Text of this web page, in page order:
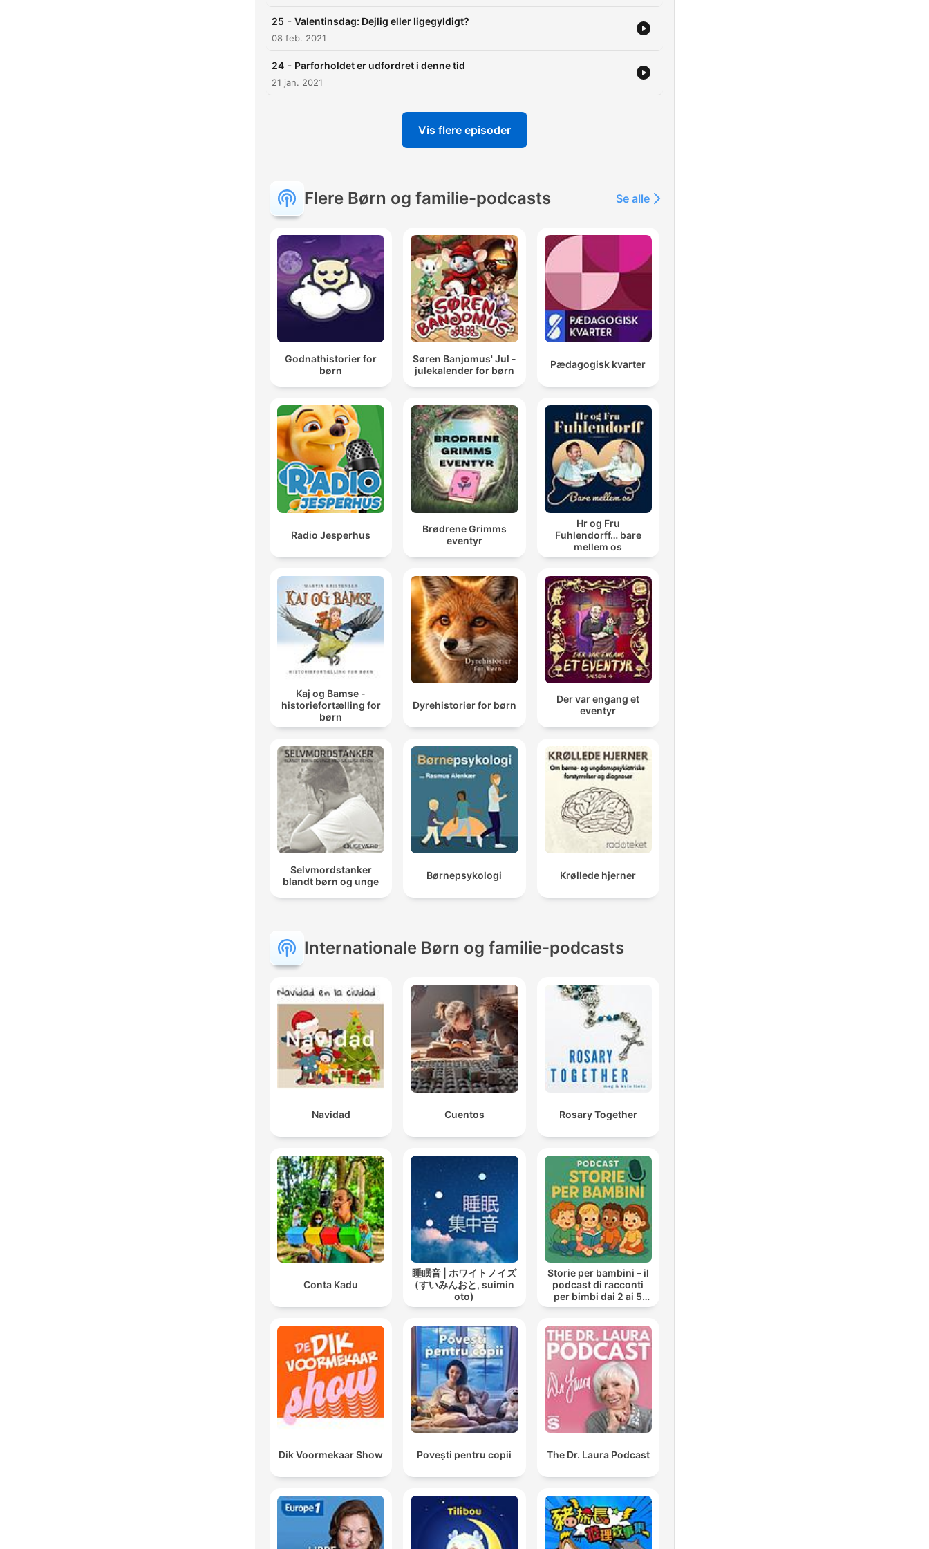
25 - Valentinsdag: Dejlig eller ligegyldigt?
08 feb. 2021
24 - Parforholdet er udfordret i denne tid
21 jan. 2021
Vis flere episoder
Flere Børn og familie-podcasts Se alle
Godnathistorier for
børn
Søren Banjomus' Jul -
julekalender for børn
Pædagogisk kvarter
Radio Jesperhus
Brødrene Grimms
eventyr
Hr og Fru
Fuhlendorff… bare
mellem os
Kaj og Bamse -
historiefortælling for
børn
Dyrehistorier for børn
Der var engang et
eventyr
Selvmordstanker
blandt børn og unge
Børnepsykologi Krøllede hjerner
Internationale Børn og familie-podcasts
Navidad Cuentos Rosary Together
Conta Kadu
睡眠音 | ホワイトノイズ
(すいみんおと, suimin
oto)
Storie per bambini – il
podcast di racconti
per bimbi dai 2 ai 5
anni
Dik Voormekaar Show Povești pentru copii The Dr. Laura Podcast